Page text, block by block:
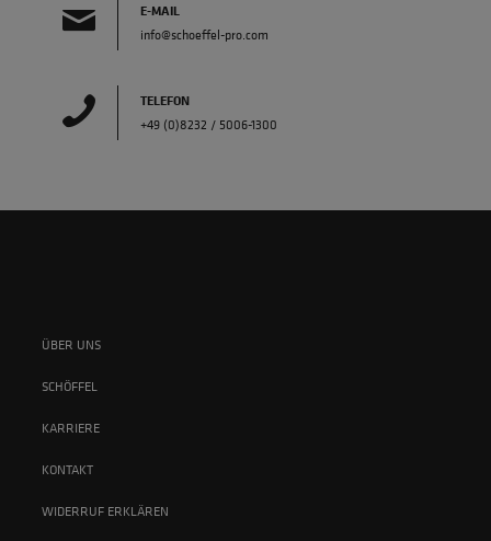
E-MAIL
info@schoeffel-pro.com
TELEFON
+49 (0)8232 / 5006-1300
ÜBER UNS
SCHÖFFEL
KARRIERE
KONTAKT
WIDERRUF ERKLÄREN